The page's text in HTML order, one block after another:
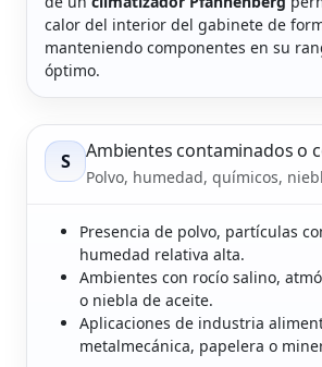
calor del interior del gabinete de
manteniendo componentes en su
óptimo.
S Ambientes contaminados o
Polvo, humedad, químicos,
Presencia de polvo, partículas
humedad relativa alta.
Ambientes con rocío salino,
o niebla de aceite.
Aplicaciones de industria
metalmecánica, papelera o